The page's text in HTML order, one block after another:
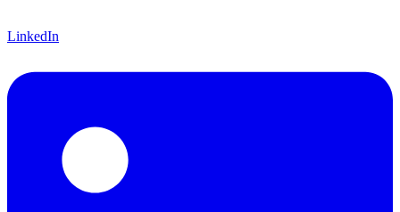
LinkedIn